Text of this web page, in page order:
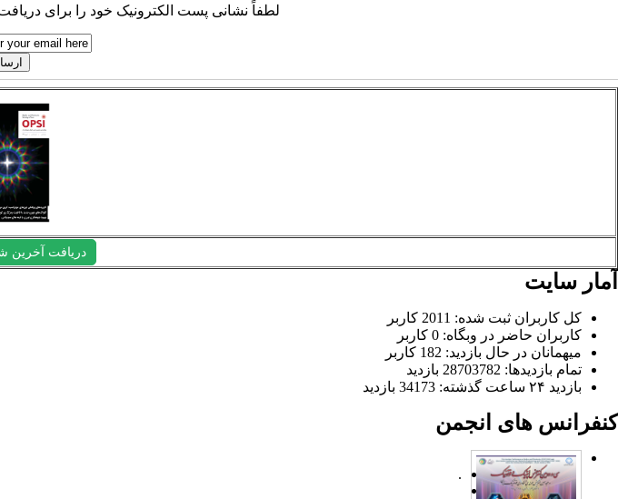
لطفاً نشانی پست الکترونیک خود را برای دریافت
دریافت آخرین
آمار سایت
کل کاربران ثبت شده: 2011 کاربر
کاربران حاضر در وبگاه: 0 کاربر
میهمانان در حال بازدید: 182 کاربر
تمام بازدید‌ها: 28703782 بازدید
بازدید ۲۴ ساعت گذشته: 34173 بازدید
کنفرانس های انجمن
.